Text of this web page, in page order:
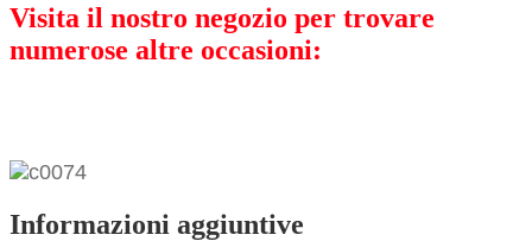
Visita il nostro negozio per trovare
numerose altre occasioni:
Informazioni aggiuntive